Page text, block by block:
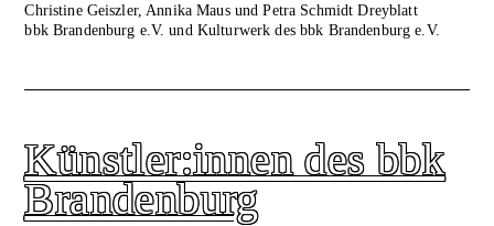
Christine Geiszler, Annika Maus und Petra Schmidt Dreyblatt
bbk Brandenburg e.V. und Kulturwerk des bbk Brandenburg e.V.
Künstler:innen des bbk
Brandenburg